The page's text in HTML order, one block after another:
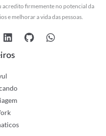
acredito firmemente no potencial da
e melhorar a vida das pessoas.